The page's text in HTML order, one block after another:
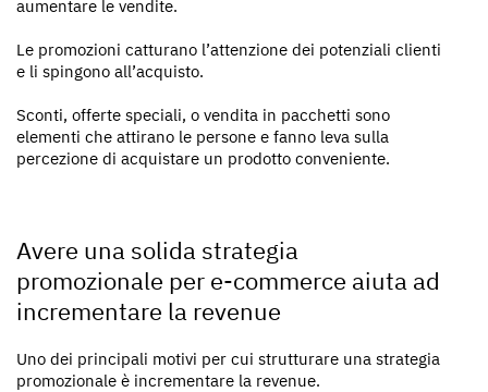
aumentare le vendite.
Le promozioni catturano l’attenzione dei potenziali clienti
e li spingono all’acquisto.
Sconti, offerte speciali, o vendita in pacchetti sono
elementi che attirano le persone e fanno leva sulla
percezione di acquistare un prodotto conveniente.
Avere una solida strategia
promozionale per e-commerce aiuta ad
incrementare la revenue
Uno dei principali motivi per cui strutturare una strategia
promozionale è incrementare la revenue.